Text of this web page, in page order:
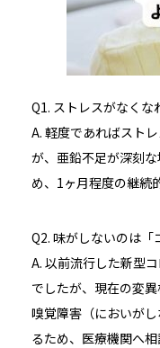
Q1. ストレスがなくな
A. 軽度であればスト
が、亜鉛不足が深刻
め、1ヶ月程度の継続
Q2. 味がしないのは「
A. 以前流行した新型
でしたが、現在の変異
嗅覚障害（においが
るため、医療機関へ相